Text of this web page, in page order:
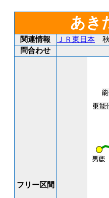
あき
関連情報 ＪＲ東日本 秋
問合わせ
フリー区間